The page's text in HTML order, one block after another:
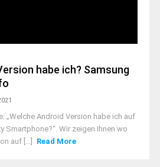
habe ich? Samsung
„Welche Android Version habe ich auf
Smartphone?“. Wir zeigen Ihnen wo
auf [...]
Read More